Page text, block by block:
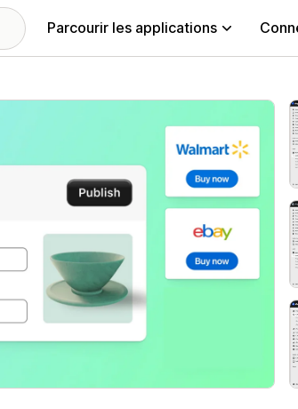
Parcourir les applications